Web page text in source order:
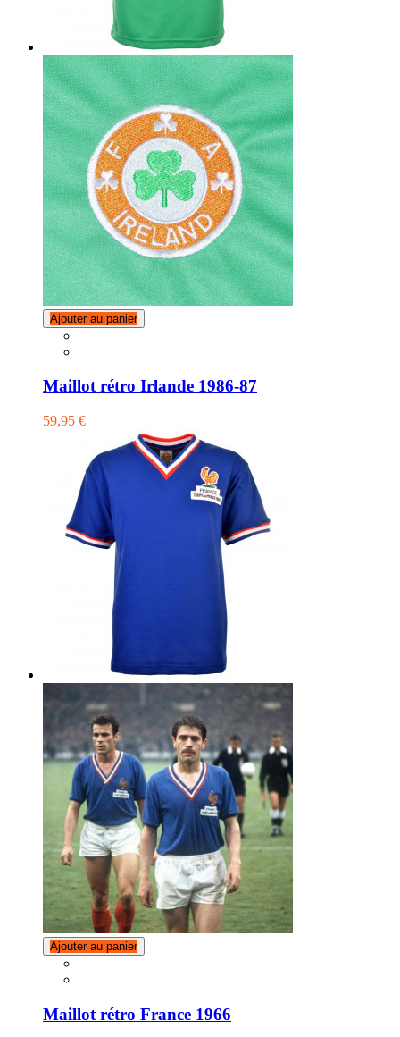
Ajouter au panier
Maillot rétro Irlande 1986-87
59,95 €
Ajouter au panier
Maillot rétro France 1966